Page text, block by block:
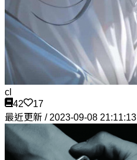
cl
42
17
最近更新 / 2023-09-08 21:11:13